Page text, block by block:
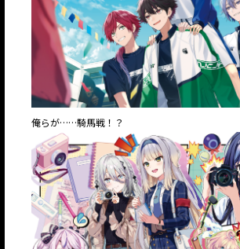
俺らが……騎馬戦！？